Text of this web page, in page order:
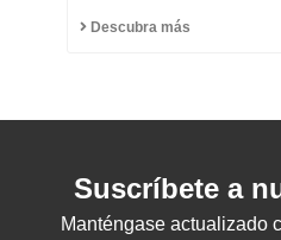
Descubra más
Suscríbete a
Manténgase actualizado